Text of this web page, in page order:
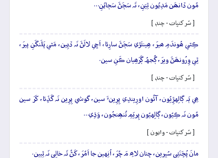
مُون ڏانھَن مَدِيُون ٿِيَنِ، تَہ سَڄَڻَ سَڄايُنِ…
[ سُر کنڀات - چنڊ ]
ڪِٿي ھُوندَمِ ھيرَ، ھِينئَڙي سَڄَڻَ سارِئا، اَچِي لالَڻَ نَہ ڏيِين، مَٿي پَلَنگَنِ پيرَ،
ٿِي وِرُونھَڻَ ويرَ، ڳُجهُہ ڳَرَھِيان ڪَنِ سين.
[ سُر کنڀات - چنڊ ]
ھِي ٻَہ ڳالِهڙِيُون، آئُون اورِيندِي پِرِينءَ سين، گوشي پِرِين نَہ گَڏِئا، کَرَ سين
مُون نَہ ڪِيُون، ڳالِهيُون پِريَمِ تُنھِنجُون، وَڌِي…
[ سُر کنڀات - وايون ]
مانَ پُڇَنَئِي سُپِرِين، چِتان لاھِ مَ چُرَ، اُنِهين جا اَمُرَ، کَڻُ تَہ خالِي نَہ ٿِيين.